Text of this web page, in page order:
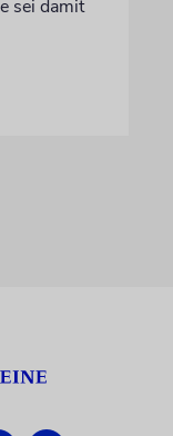
sei damit